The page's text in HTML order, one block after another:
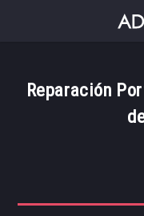
Reparación